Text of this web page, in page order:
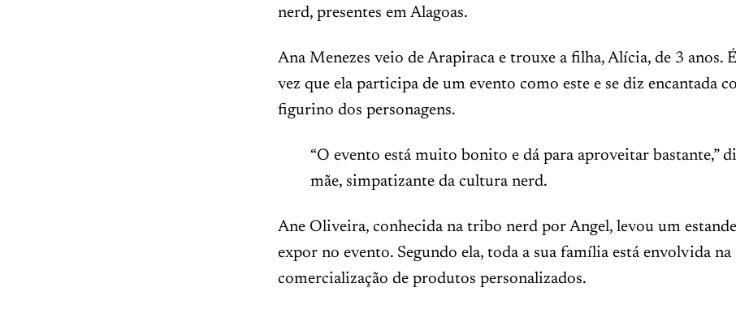
nerd, presentes em Alagoas.
Ana Menezes veio de Arapiraca e trouxe a filha, Alícia, de 3 anos.
vez que ela participa de um evento como este e se diz encantada
figurino dos personagens.
“O evento está muito bonito e dá para aproveitar bastante,”
mãe, simpatizante da cultura nerd.
Ane Oliveira, conhecida na tribo nerd por Angel, levou um
expor no evento. Segundo ela, toda a sua família está envolvida na
comercialização de produtos personalizados.